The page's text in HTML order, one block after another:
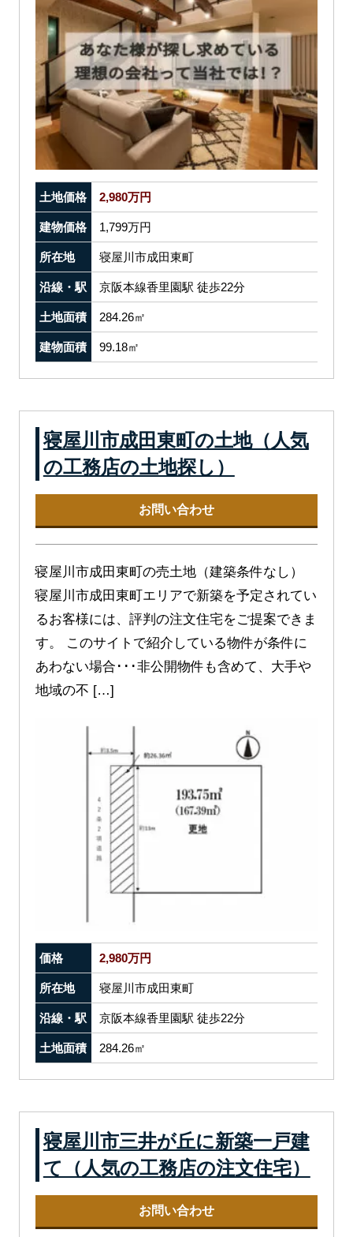
土地価格 2,980万円
建物価格 1,799万円
所在地 寝屋川市成田東町
沿線・駅 京阪本線香里園駅 徒歩22分
土地面積 284.26㎡
建物面積 99.18㎡
寝屋川市成田東町の土地（人気
の工務店の土地探し）
お問い合わせ
寝屋川市成田東町の売土地（建築条件なし）
寝屋川市成田東町エリアで新築を予定されてい
るお客様には、評判の注文住宅をご提案できま
す。 このサイトで紹介している物件が条件に
あわない場合･･･非公開物件も含めて、大手や
地域の不 […]
価格 2,980万円
所在地 寝屋川市成田東町
沿線・駅 京阪本線香里園駅 徒歩22分
土地面積 284.26㎡
寝屋川市三井が丘に新築一戸建
て（人気の工務店の注文住宅）
お問い合わせ